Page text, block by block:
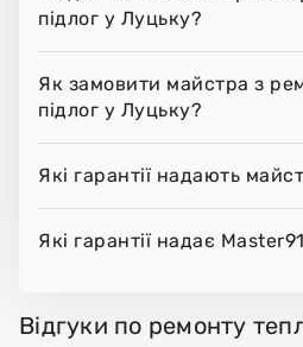
підлог у Луцьку?
Як замовити майстра з
підлог у Луцьку?
Які гарантії надають
Які гарантії надає
Відгуки по ремонту